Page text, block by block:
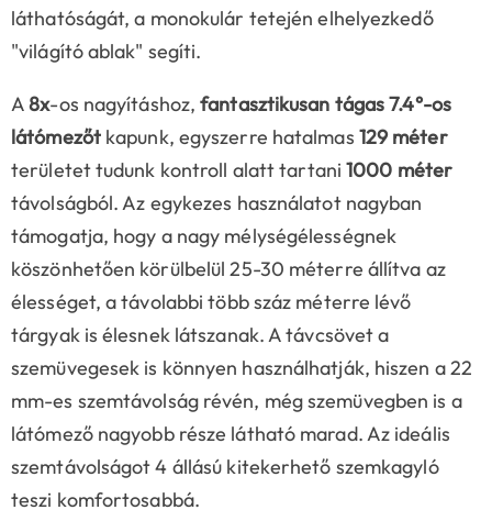
láthatóságát, a monokulár tetején elhelyezkedő
"világító ablak" segíti.
A8x-os nagyításhoz,fantasztikusan tágas 7.4°-os
látómezőtkapunk, egyszerre hatalmas 129 méter
területet tudunk kontroll alatt tartani1000 méter
távolságból. Az egykezes használatot nagyban
támogatja, hogy a nagy mélységélességnek
köszönhetően körülbelül 25-30 méterre állítva az
élességet, a távolabbi több száz méterre lévő
tárgyak is élesnek látszanak. A távcsövet a
szemüvegesek is könnyen használhatják, hiszen a 22
mm-es szemtávolság révén, még szemüvegben is a
látómező nagyobb része látható marad. Az ideális
szemtávolságot 4 állású kitekerhető szemkagyló
teszi komfortosabbá.